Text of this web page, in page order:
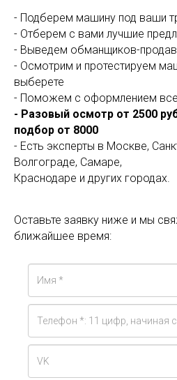
- Подберем машину под ваши
- Отберем с вами лучшие
- Выведем обманщиков-
- Осмотрим и протестируем
выберете
- Поможем с оформлением
- Разовый осмотр от 2500
подбор от 8000
- Есть эксперты в Москве,
Волгограде, Самаре,
Краснодаре и других городах.
Оставьте заявку ниже и мы
ближайшее время: